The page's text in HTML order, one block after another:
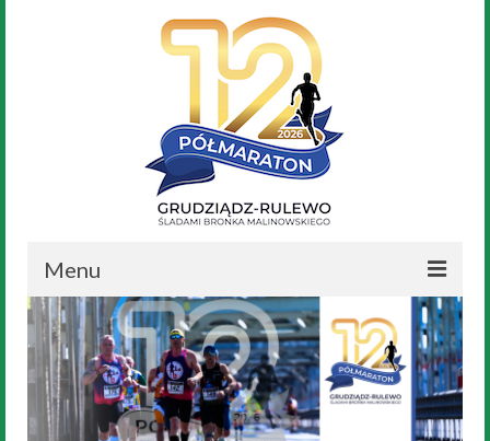
Menu
Aktualności
Nasz Bronek
Regulamin